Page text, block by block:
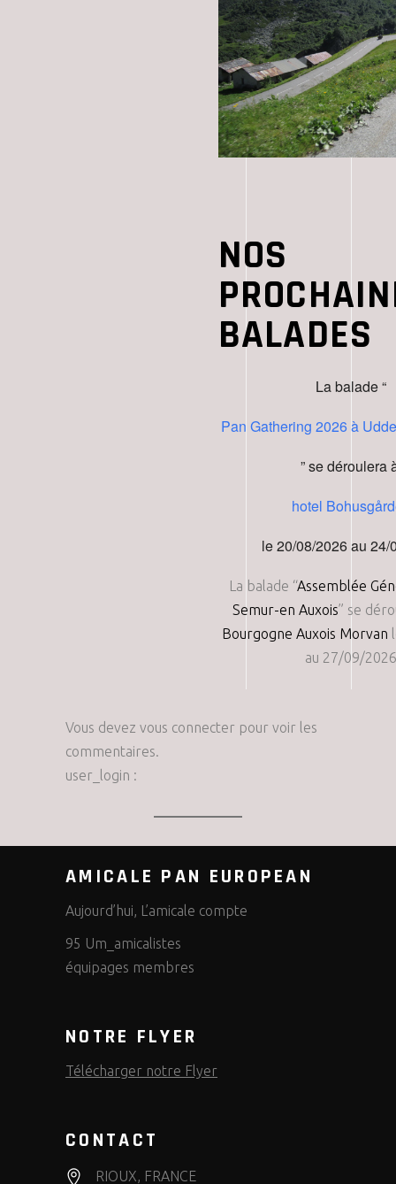
NOS
BALADES
La balade “
Pan Gathering 2026 à
” se déroulera
hotel
le 20/08/2026 au 24/
La balade “Assemblée
Semur-en Auxois” se
Bourgogne Auxois Morvan
au 27/09/2026
Vous devez vous connecter pour voir les
commentaires.
user_login :
AMICALE PAN EUROPEAN
Aujourd’hui, L’amicale compte
95 Um_amicalistes
équipages membres
NOTRE FLYER
Télécharger notre Flyer
CONTACT
RIOUX, FRANCE